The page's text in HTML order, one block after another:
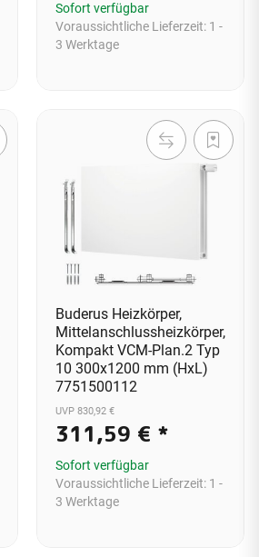
Sofort verfügbar
Voraussichtliche Lieferzeit: 1 -
3 Werktage
Buderus Heizkörper,
Mittelanschlussheizkörper,
Kompakt VCM-Plan.2 Typ
10 300x1200 mm (HxL)
7751500112
UVP 830,92 €
311,59 € *
Sofort verfügbar
Voraussichtliche Lieferzeit: 1 -
3 Werktage